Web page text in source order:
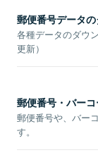
郵便番号データ
各種データのダウ
更新）
郵便番号・バー
郵便番号や、バー
す。